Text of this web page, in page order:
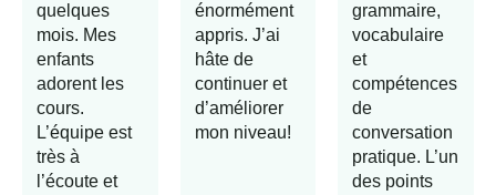
quelques
mois. Mes
enfants
adorent les
cours.
L’équipe est
très à
l’écoute et
énormément
appris. J’ai
hâte de
continuer et
d’améliorer
mon niveau!
grammaire,
vocabulaire
et
compétences
de
conversation
pratique. L’un
des points